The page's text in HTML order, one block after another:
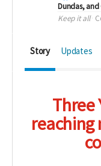
Dundas, and
Keep it all
Story Updates
Three
reaching